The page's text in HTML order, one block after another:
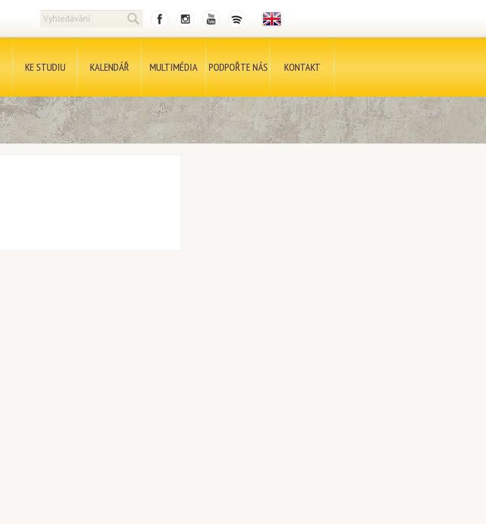
KE STUDIU KALENDÁŘ MULTIMÉDIA PODPOŘTE NÁS KONTAKT